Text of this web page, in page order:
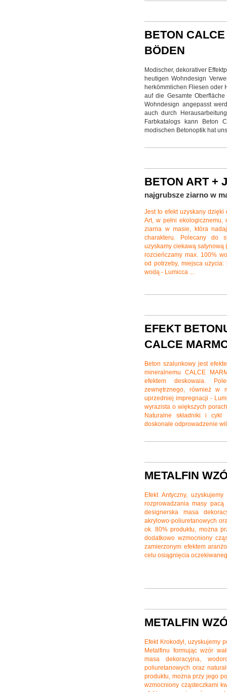
BETON
BÖDEN
Modischer, dekorativer
heutigen Wohndesign
herkömmlichen Fliesen oder
auf die Gesamte
Wohndesign angepasst
auch durch
Farbkatalogs kann Beton
modischen Betonoptik hat
BETON ART +
najgrubsze ziarno w
Jest to efekt uzyskany
Art, w pełni ekologicznemu,
ziarna w masie, która
charakteru. Polecany do
uzyskamy ciekawą
rozcieńczamy max. 100%
od potrzeby, miejsca
wodą - Lumicca ...
EFEKT
CALCE
Beton szalunkowy jest
mineralnemu CALCE
efektem deskowaia.
zewnętrznego, również w
uprzedniej impregnacji -
wyrazista o większych
Naturalne składniki i
doskonałe odprowadzenie
METALFIN
Efekt Antyczny,
rozprowadzania masy
designerska masa
akrylowo-poliuretanowych
ok. 80% produktu, można
dodatkowo wzmocniony
zamierzonym efektem
celu osiągnięcia
METALFIN
Efekt Krokodyl, uzyskujemy
Metalfinu formując wzór
masa dekoracyjna,
poliuretanowych oraz
produktu, można przy jego
wzmocniony cząsteczkami